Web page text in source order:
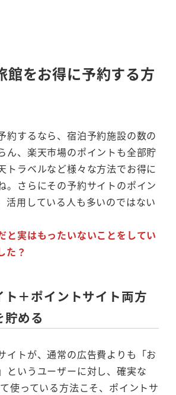
館をお得に予約する方
約するなら、宿泊予約施設の数の
ん、楽天市場のポイントも全部貯
トラベルなど様々な方法でお得に
。さらにその予約サイトのポイン
活用している人も多いのではない
と実はもったいないことをしてい
た？
ト＋ポイントサイト両方
める
イトが、通常の広告費よりも「お
というユーザーに対し、確実な
使っている方法こそ、ポイントサ